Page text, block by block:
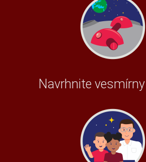
Navrhnite